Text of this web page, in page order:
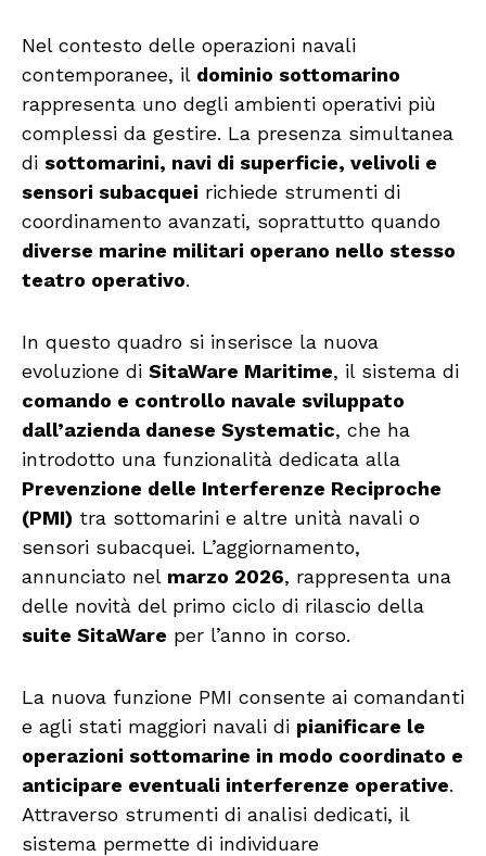
Nel contesto delle operazioni navali
contemporanee, il dominio sottomarino
rappresenta uno degli ambienti operativi più
complessi da gestire. La presenza simultanea
di sottomarini, navi di superficie, velivoli e
sensori subacquei richiede strumenti di
coordinamento avanzati, soprattutto quando
diverse marine militari operano nello stesso
teatro operativo.
In questo quadro si inserisce la nuova
evoluzione di SitaWare Maritime, il sistema di
comando e controllo navale sviluppato
dall’azienda danese Systematic, che ha
introdotto una funzionalità dedicata alla
Prevenzione delle Interferenze Reciproche
(PMI) tra sottomarini e altre unità navali o
sensori subacquei. L’aggiornamento,
annunciato nel marzo 2026, rappresenta una
delle novità del primo ciclo di rilascio della
suite SitaWare per l’anno in corso.
La nuova funzione PMI consente ai comandanti
e agli stati maggiori navali di pianificare le
operazioni sottomarine in modo coordinato e
anticipare eventuali interferenze operative.
Attraverso strumenti di analisi dedicati, il
sistema permette di individuare